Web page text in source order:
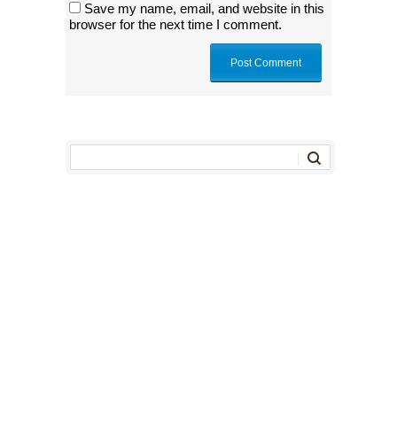
Save my name, email, and website in this
browser for the next time I comment.